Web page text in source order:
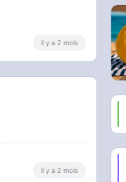
il y a 2 mois
il y a 2 mois